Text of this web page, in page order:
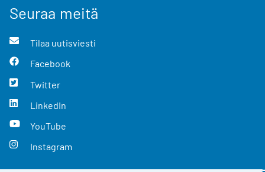
Seuraa meitä
Tilaa uutisviesti
Facebook
Twitter
LinkedIn
YouTube
Instagram